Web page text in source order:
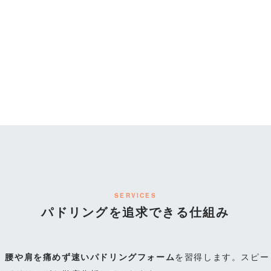
SERVICES
パドリングを追求できる仕組み
腰や肩を痛めず速いパドリングフォームを習得します。スピ